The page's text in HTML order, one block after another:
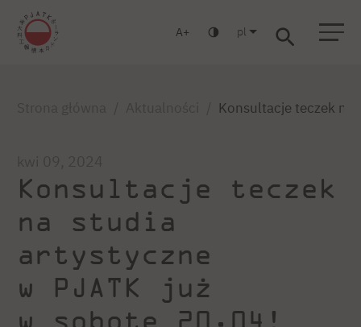
A pl
Konsultacje teczek na
Konsultacje teczek
na studia
artystyczne
w PJATK już
w sobotę 20.04!